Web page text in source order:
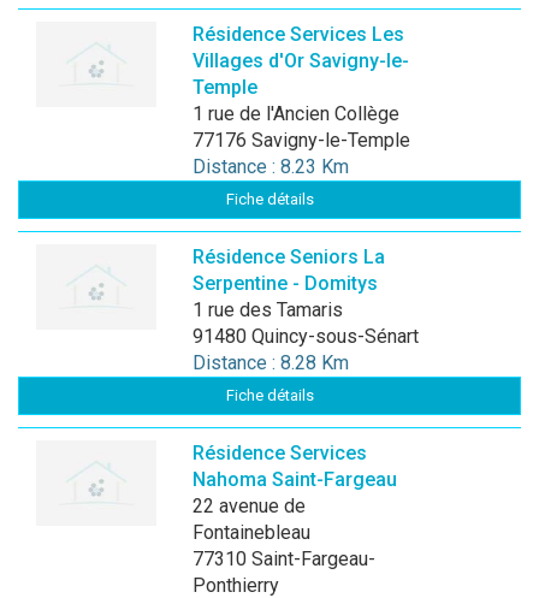
Résidence Services Les
Villages d'Or Savigny-le-
Temple
1 rue de l'Ancien Collège
77176 Savigny-le-Temple
Distance : 8.23 Km
Fiche détails
Résidence Seniors La
Serpentine - Domitys
1 rue des Tamaris
91480 Quincy-sous-Sénart
Distance : 8.28 Km
Fiche détails
Résidence Services
Nahoma Saint-Fargeau
22 avenue de
Fontainebleau
77310 Saint-Fargeau-
Ponthierry